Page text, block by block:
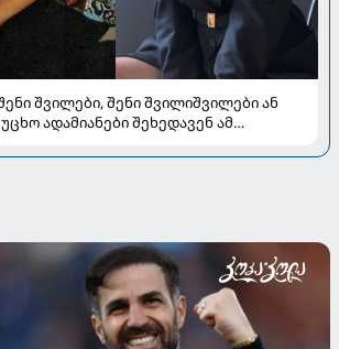
შვილები, შენი შვილიშვილები ან
ადამიანები შეხედავენ ამ